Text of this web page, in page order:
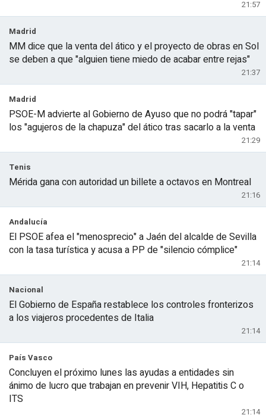
21:57
21:37
Madrid
MM dice que la venta del ático y el proyecto de obras en Sol
se deben a que "alguien tiene miedo de acabar entre rejas"
21:29
Madrid
PSOE-M advierte al Gobierno de Ayuso que no podrá "tapar"
los "agujeros de la chapuza" del ático tras sacarlo a la venta
21:16
Tenis
Mérida gana con autoridad un billete a octavos en Montreal
21:14
Andalucía
El PSOE afea el "menosprecio" a Jaén del alcalde de Sevilla
con la tasa turística y acusa a PP de "silencio cómplice"
21:14
Nacional
El Gobierno de España restablece los controles fronterizos
a los viajeros procedentes de Italia
21:14
País Vasco
Concluyen el próximo lunes las ayudas a entidades sin
ánimo de lucro que trabajan en prevenir VIH, Hepatitis C o
ITS